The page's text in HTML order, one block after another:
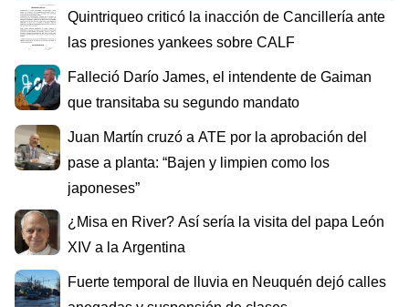
Quintriqueo criticó la inacción de Cancillería ante
las presiones yankees sobre CALF
Falleció Darío James, el intendente de Gaiman
que transitaba su segundo mandato
Juan Martín cruzó a ATE por la aprobación del
pase a planta: “Bajen y limpien como los
japoneses”
¿Misa en River? Así sería la visita del papa León
XIV a la Argentina
Fuerte temporal de lluvia en Neuquén dejó calles